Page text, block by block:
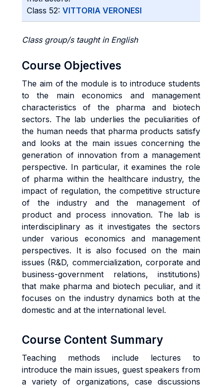
Class 52: VITTORIA VERONESI
Class group/s taught in English
Course Objectives
The aim of the module is to introduce students
to the main economics and management
characteristics of the pharma and biotech
sectors. The lab underlies the peculiarities of
the human needs that pharma products satisfy
and looks at the main issues concerning the
generation of innovation from a management
perspective. In particular, it examines the role
of pharma within the healthcare industry, the
impact of regulation, the competitive structure
of the industry and the management of
product and process innovation. The lab is
interdisciplinary as it investigates the sectors
under various economics and management
perspectives. It is also focused on the main
issues (R&D, commercialization, corporate and
business-government relations, institutions)
that make pharma and biotech peculiar, and it
focuses on the industry dynamics both at the
domestic and at the international level.
Course Content Summary
Teaching methods include lectures to
introduce the main issues, guest speakers from
a variety of organizations, case discussions